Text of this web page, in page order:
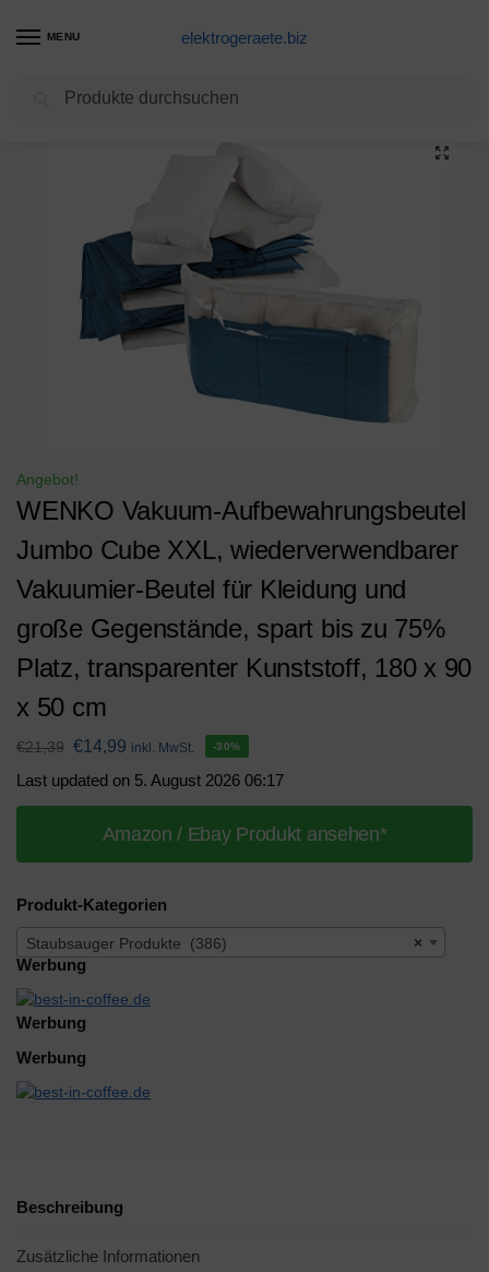
MENU elektrogeraete.biz
Staubsauger Produkte / WENKO Vakuum-Aufbewahrungsbeutel Jumbo Cube XXL, wiederverwendbarer Vakuumier-Beutel für Kleidung und große Gegenstände, spart bis zu 75% Platz, transparenter Kunststoff, 180 x 90 x 50 cm
Angebot!
WENKO Vakuum-Aufbewahrungsbeutel
Jumbo Cube XXL, wiederverwendbarer
Vakuumier-Beutel für Kleidung und
große Gegenstände, spart bis zu 75%
Platz, transparenter Kunststoff, 180 x 90
x 50 cm
€21,39 €14,99 inkl. MwSt. -30%
Last updated on 5. August 2026 06:17
Amazon / Ebay Produkt ansehen*
Produkt-Kategorien
×
Staubsauger Produkte (386)
Werbung
Werbung
Werbung
Beschreibung
Zusätzliche Informationen